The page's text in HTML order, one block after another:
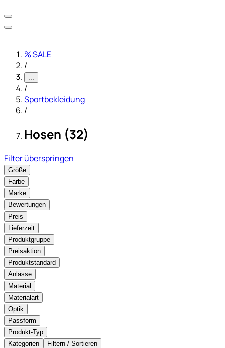
% SALE
/
...
/
Sportbekleidung
/
Hosen (32)
Filter überspringen
Größe
Farbe
Marke
Bewertungen
Preis
Lieferzeit
Produktgruppe
Preisaktion
Produktstandard
Anlässe
Material
Materialart
Optik
Passform
Produkt-Typ
Kategorien
Filtern / Sortieren